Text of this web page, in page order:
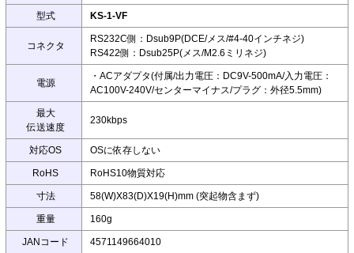
型式 KS-1-VF
コネクタ
RS232C側：Dsub9P(DCE/メス/#4-40インチネジ)
RS422側：Dsub25P(メス/M2.6ミリネジ)
電源
・ACアダプタ(付属/出力電圧：DC9V-500mA/入力電圧：
AC100V-240V/センターマイナス/プラグ：外径5.5mm)
最大
伝送速度
230kbps
対応OS OSに依存しない
RoHS RoHS10物質対応
寸法 58(W)X83(D)X19(H)mm (突起物含まず)
重量 160g
JANコード 4571149664010